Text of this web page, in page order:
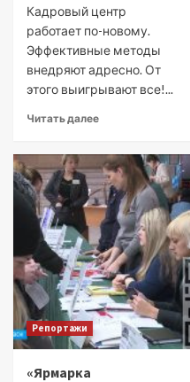
Кадровый центр
работает по-новому.
Эффективные методы
внедряют адресно. От
этого выигрывают все!...
Читать далее
Репортажи
«Ярмарка